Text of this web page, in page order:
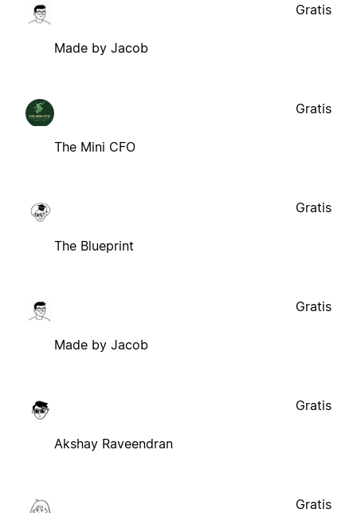
Made by Jacob
Gratis
The Mini CFO
Gratis
The Blueprint
Gratis
Made by Jacob
Gratis
Akshay Raveendran
Gratis
Gratis